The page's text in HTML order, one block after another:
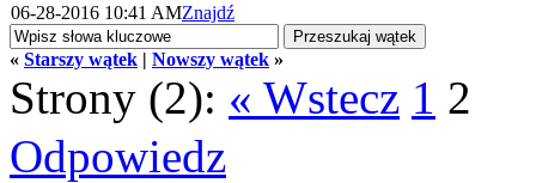
06-28-2016 10:41 AMZnajdź
« Starszy wątek | Nowszy wątek »
Strony (2): « Wstecz 1 2
Odpowiedz